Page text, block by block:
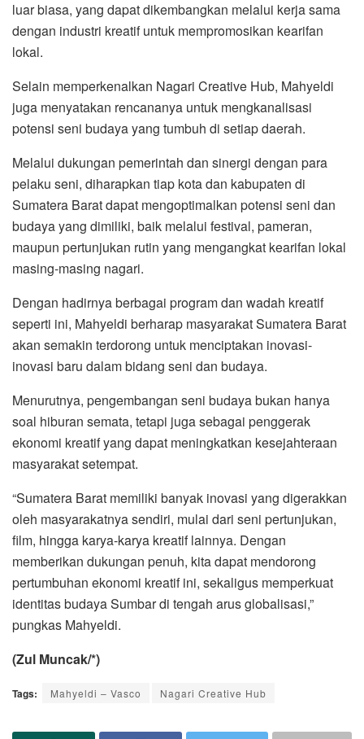
luar biasa, yang dapat dikembangkan melalui kerja sama
dengan industri kreatif untuk mempromosikan kearifan
lokal.
Selain memperkenalkan Nagari Creative Hub, Mahyeldi
juga menyatakan rencananya untuk mengkanalisasi
potensi seni budaya yang tumbuh di setiap daerah.
Melalui dukungan pemerintah dan sinergi dengan para
pelaku seni, diharapkan tiap kota dan kabupaten di
Sumatera Barat dapat mengoptimalkan potensi seni dan
budaya yang dimiliki, baik melalui festival, pameran,
maupun pertunjukan rutin yang mengangkat kearifan lokal
masing-masing nagari.
Dengan hadirnya berbagai program dan wadah kreatif
seperti ini, Mahyeldi berharap masyarakat Sumatera Barat
akan semakin terdorong untuk menciptakan inovasi-
inovasi baru dalam bidang seni dan budaya.
Menurutnya, pengembangan seni budaya bukan hanya
soal hiburan semata, tetapi juga sebagai penggerak
ekonomi kreatif yang dapat meningkatkan kesejahteraan
masyarakat setempat.
“Sumatera Barat memiliki banyak inovasi yang digerakkan
oleh masyarakatnya sendiri, mulai dari seni pertunjukan,
film, hingga karya-karya kreatif lainnya. Dengan
memberikan dukungan penuh, kita dapat mendorong
pertumbuhan ekonomi kreatif ini, sekaligus memperkuat
identitas budaya Sumbar di tengah arus globalisasi,”
pungkas Mahyeldi.
(Zul Muncak/*)
Tags: Mahyeldi – Vasco Nagari Creative Hub